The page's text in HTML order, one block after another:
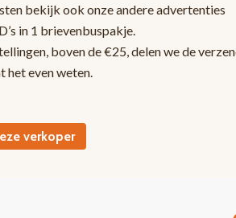
bekijk ook onze andere advertenties
in 1 brievenbuspakje.
boven de €25, delen we de
het even weten.
verkoper